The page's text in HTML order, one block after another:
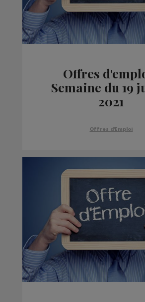
Offres
Semaine du 19
2021
Offres d'Emploi